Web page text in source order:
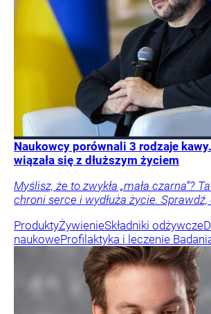
Naukowcy porównali 3 rodzaje
wiązała się z dłuższym życiem
Myślisz, że to zwykła „mała czarna”?
chroni serce i wydłuża życie. Sprawdź,
ProduktyŻywienieSkładniki odżywcze
naukoweProfilaktyka i leczenie